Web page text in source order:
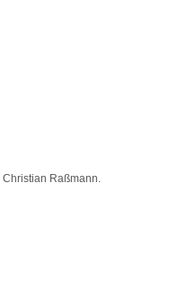
Christian Raßmann.